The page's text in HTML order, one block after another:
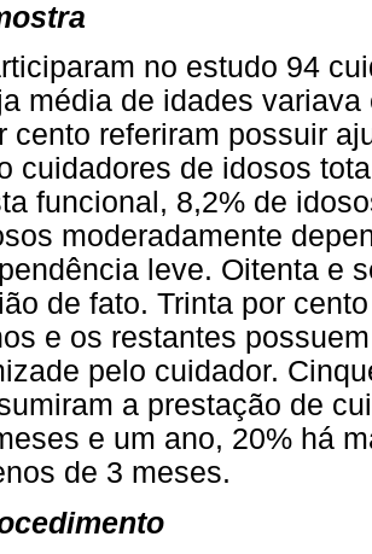
no estudo 94
média de idades
cento referiram possuir
cuidadores de idosos
funcional, 8,2% de
moderadamente
leve. Oitenta e
de fato. Trinta por
e os restantes
pelo cuidador.
a prestação de
e um ano, 20% há
de 3 meses.